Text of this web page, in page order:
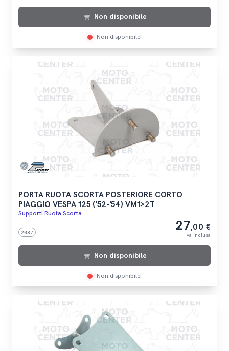
Non disponibile
Non disponibile!
PORTA RUOTA SCORTA POSTERIORE CORTO
PIAGGIO VESPA 125 ('52-'54) VM1>2T
Supporti Ruota Scorta
2037 27,00 €
iva inclusa
Non disponibile
Non disponibile!